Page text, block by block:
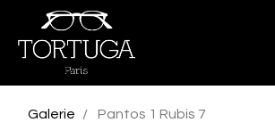
Galerie Pantos 1 Rubis 7